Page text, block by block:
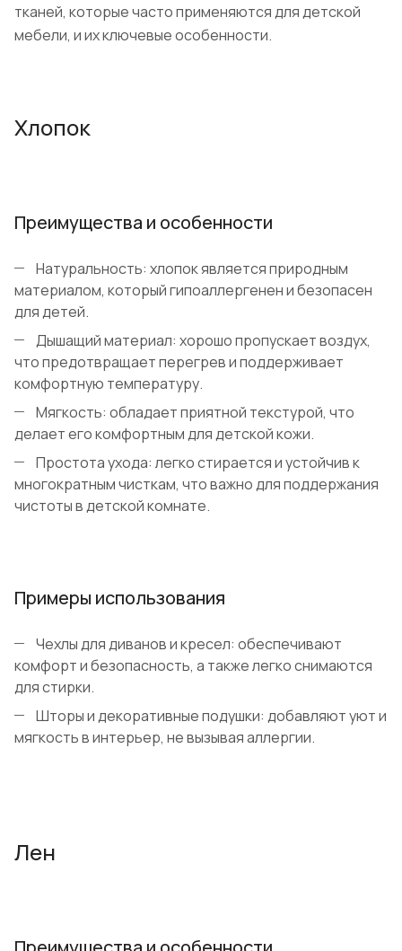
тканей, которые часто применяются для детской
мебели, и их ключевые особенности.
Хлопок
Преимущества и особенности
Натуральность: хлопок является природным
материалом, который гипоаллергенен и безопасен
для детей.
Дышащий материал: хорошо пропускает воздух,
что предотвращает перегрев и поддерживает
комфортную температуру.
Мягкость: обладает приятной текстурой, что
делает его комфортным для детской кожи.
Простота ухода: легко стирается и устойчив к
многократным чисткам, что важно для поддержания
чистоты в детской комнате.
Примеры использования
Чехлы для диванов и кресел: обеспечивают
комфорт и безопасность, а также легко снимаются
для стирки.
Шторы и декоративные подушки: добавляют уют и
мягкость в интерьер, не вызывая аллергии.
Лен